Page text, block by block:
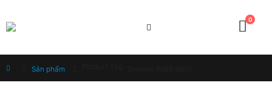
0
Home
Sản phẩm